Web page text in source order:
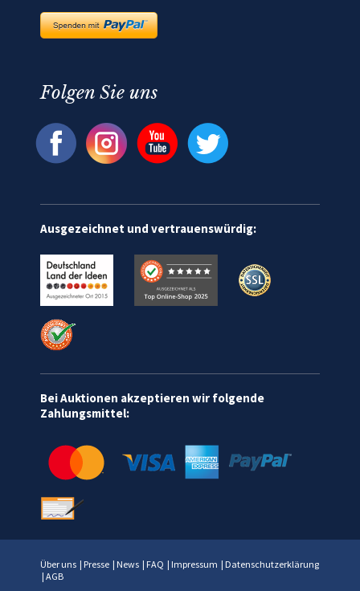
Folgen Sie uns
Ausgezeichnet und vertrauenswürdig:
Bei Auktionen akzeptieren wir folgende
Zahlungsmittel:
Über uns | Presse | News | FAQ | Impressum | Datenschutzerklärung
| AGB